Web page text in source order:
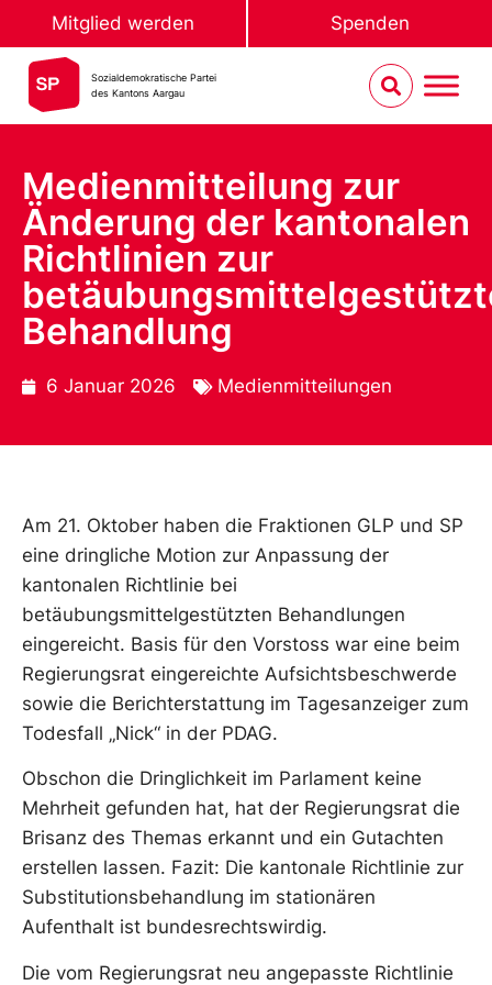
Mitglied werden Spenden
Sozialdemokratische Partei
des Kantons Aargau
Medienmitteilung zur
Änderung der kantonalen
Richtlinien zur
Behandlung
6 Januar 2026 Medienmitteilungen
Am 21. Oktober haben die Fraktionen GLP und SP
eine dringliche Motion zur Anpassung der
kantonalen Richtlinie bei
betäubungsmittelgestützten Behandlungen
eingereicht. Basis für den Vorstoss war eine beim
Regierungsrat eingereichte Aufsichtsbeschwerde
sowie die Berichterstattung im Tagesanzeiger zum
Todesfall „Nick“ in der PDAG.
Obschon die Dringlichkeit im Parlament keine
Mehrheit gefunden hat, hat der Regierungsrat die
Brisanz des Themas erkannt und ein Gutachten
erstellen lassen. Fazit: Die kantonale Richtlinie zur
Substitutionsbehandlung im stationären
Aufenthalt ist bundesrechtswirdig.
Die vom Regierungsrat neu angepasste Richtlinie